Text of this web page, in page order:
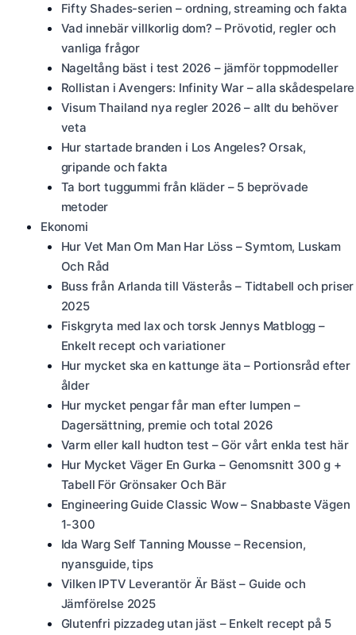
Fifty Shades-serien – ordning, streaming och fakta
Vad innebär villkorlig dom? – Prövotid, regler och
vanliga frågor
Nageltång bäst i test 2026 – jämför toppmodeller
Rollistan i Avengers: Infinity War – alla skådespelare
Visum Thailand nya regler 2026 – allt du behöver
veta
Hur startade branden i Los Angeles? Orsak,
gripande och fakta
Ta bort tuggummi från kläder – 5 beprövade
metoder
Ekonomi
Hur Vet Man Om Man Har Löss – Symtom, Luskam
Och Råd
Buss från Arlanda till Västerås – Tidtabell och priser
2025
Fiskgryta med lax och torsk Jennys Matblogg –
Enkelt recept och variationer
Hur mycket ska en kattunge äta – Portionsråd efter
ålder
Hur mycket pengar får man efter lumpen –
Dagersättning, premie och total 2026
Varm eller kall hudton test – Gör vårt enkla test här
Hur Mycket Väger En Gurka – Genomsnitt 300 g +
Tabell För Grönsaker Och Bär
Engineering Guide Classic Wow – Snabbaste Vägen
1-300
Ida Warg Self Tanning Mousse – Recension,
nyansguide, tips
Vilken IPTV Leverantör Är Bäst – Guide och
Jämförelse 2025
Glutenfri pizzadeg utan jäst – Enkelt recept på 5